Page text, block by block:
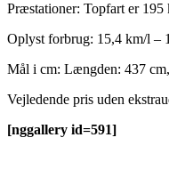
Præstationer: Topfart er
Oplyst forbrug: 15,4 km/l –
Mål i cm: Længden: 437
Vejledende pris uden
[nggallery id=591]